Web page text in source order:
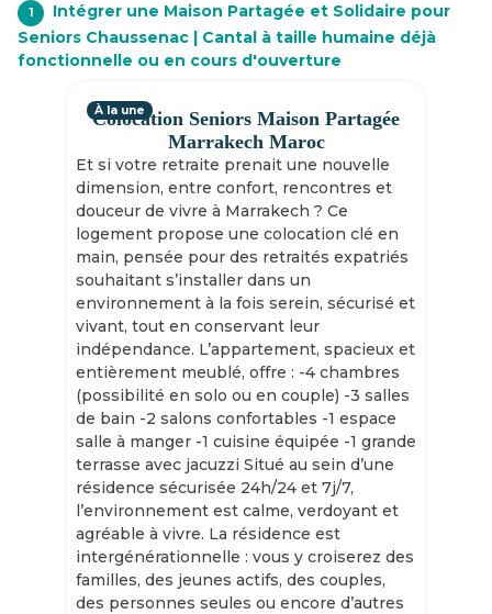
1
Intégrer une Maison Partagée et Solidaire pour
Seniors Chaussenac | Cantal à taille humaine déjà
fonctionnelle ou en cours d'ouverture
Colocation Seniors Maison Partagée
Marrakech Maroc
Et si votre retraite prenait une nouvelle
dimension, entre confort, rencontres et
douceur de vivre à Marrakech ? Ce
logement propose une colocation clé en
main, pensée pour des retraités expatriés
souhaitant s’installer dans un
environnement à la fois serein, sécurisé et
vivant, tout en conservant leur
indépendance. L’appartement, spacieux et
entièrement meublé, offre : -4 chambres
(possibilité en solo ou en couple) -3 salles
de bain -2 salons confortables -1 espace
salle à manger -1 cuisine équipée -1 grande
terrasse avec jacuzzi Situé au sein d’une
résidence sécurisée 24h/24 et 7j/7,
l’environnement est calme, verdoyant et
agréable à vivre. La résidence est
intergénérationnelle : vous y croiserez des
familles, des jeunes actifs, des couples,
des personnes seules ou encore d’autres
À la une